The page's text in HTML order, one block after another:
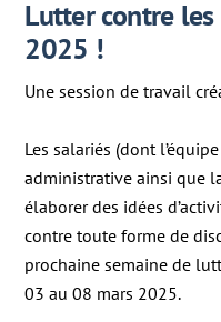
Lutter contre
2025 !
Une session de travail
Les salariés (dont l’équipe
administrative ainsi que
élaborer des idées
contre toute forme de
prochaine semaine de
03 au 08 mars 2025.